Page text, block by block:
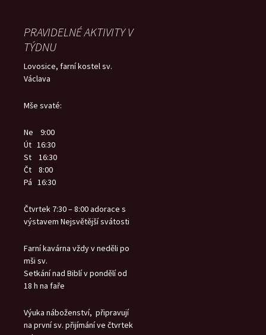
PRAVIDELNÉ AKTIVITY V
TÝDNU
Lovosice, farní kostel sv.
Václava
Mše svaté:
Ne 9:00
Út 16:30
St 16:30
Čt 8:00
Pá 16:30
Čtvrtek 7:30 – 8:00 adorace s
výstavem Nejsvětější svátosti
Farní kavárna vždy v neděli po
mši sv.
Setkání nad Biblí v pondělí od
18 h na faře
Výuka náboženství, připravují
na první sv. přijímání ve čtvrtek